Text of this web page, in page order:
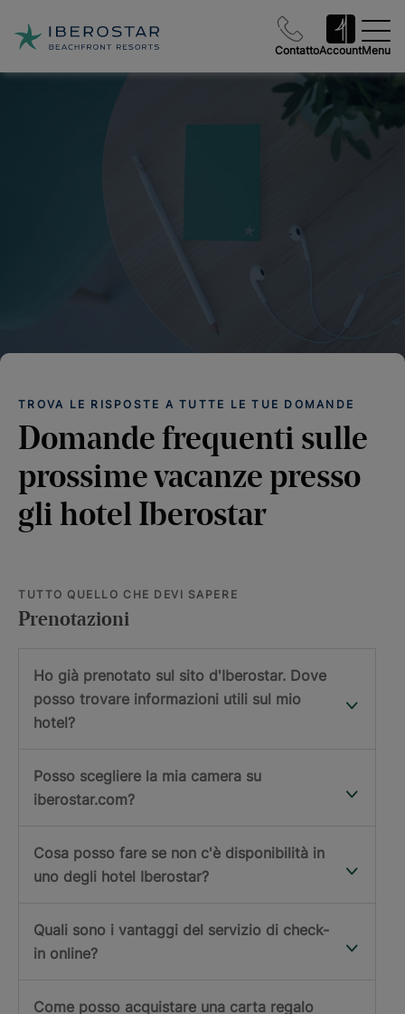
ContattoAccountMenu
TROVA LE RISPOSTE A TUTTE LE TUE DOMANDE
Domande frequenti sulle
prossime vacanze presso
gli hotel Iberostar
TUTTO QUELLO CHE DEVI SAPERE
Prenotazioni
Ho già prenotato sul sito d'Iberostar. Dove
posso trovare informazioni utili sul mio
hotel?
Posso scegliere la mia camera su
iberostar.com?
Cosa posso fare se non c'è disponibilità in
uno degli hotel Iberostar?
Quali sono i vantaggi del servizio di check-
in online?
Come posso acquistare una carta regalo